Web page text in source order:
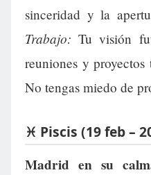
sinceridad y la
Trabajo: Tu visión
reuniones y
No tengas miedo de
♓ Piscis (19 feb –
Madrid en su